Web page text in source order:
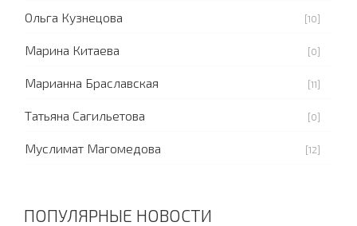
Ольга Кузнецова [10]
Марина Китаева [0]
Марианна Браславская [11]
Татьяна Сагильетова [0]
Муслимат Магомедова [12]
ПОПУЛЯРНЫЕ НОВОСТИ